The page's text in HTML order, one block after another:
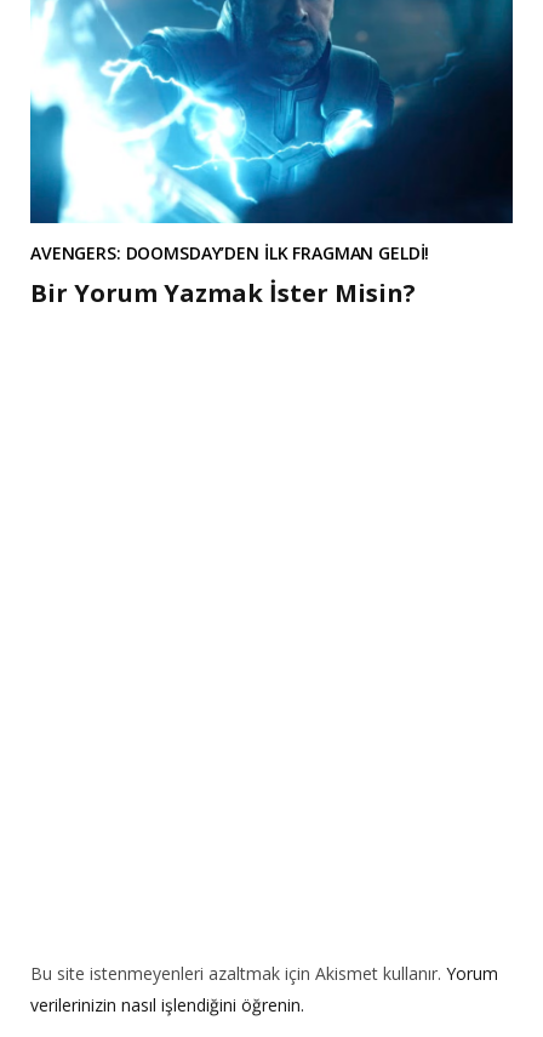
AVENGERS: DOOMSDAY’DEN İLK FRAGMAN GELDİ!
Bir Yorum Yazmak İster Misin?
Bu site istenmeyenleri azaltmak için Akismet kullanır. Yorum
verilerinizin nasıl işlendiğini öğrenin.